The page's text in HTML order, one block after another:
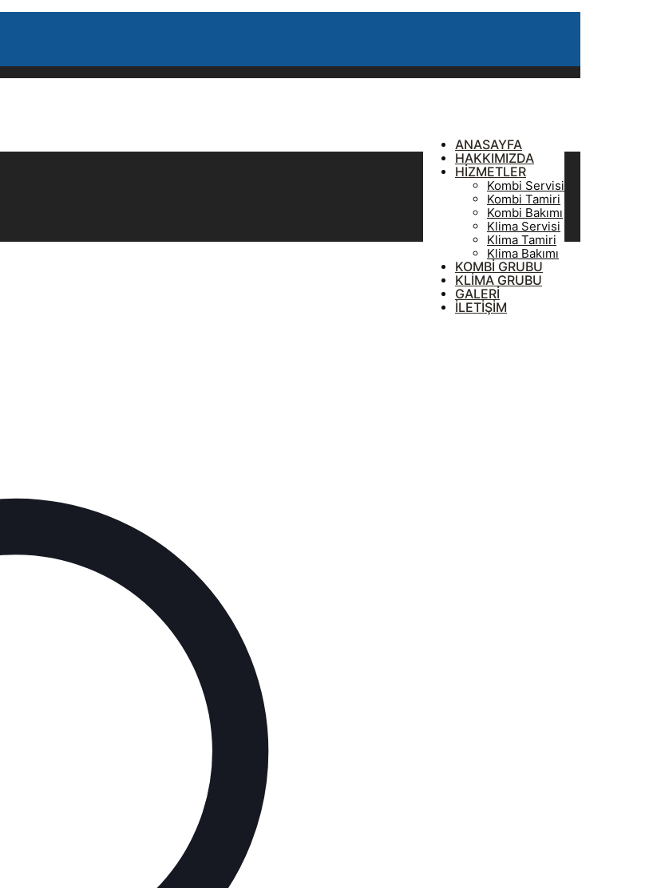
ANASAYFA
HAKKIMIZDA
HİZMETLER
Kombi Servisi
Kombi Tamiri
Kombi Bakımı
Klima Servisi
Klima Tamiri
Klima Bakımı
KOMBİ GRUBU
KLİMA GRUBU
GALERİ
İLETİŞİM